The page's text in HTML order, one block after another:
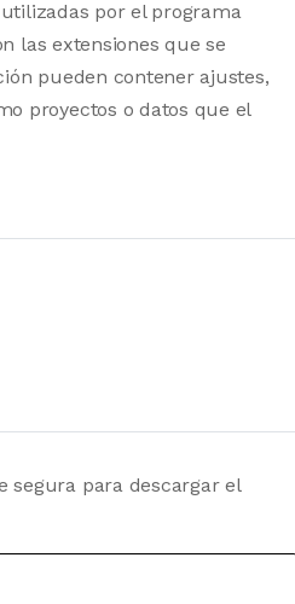
por el programa
las extensiones que se
pueden contener ajustes,
proyectos o datos que el
segura para descargar el